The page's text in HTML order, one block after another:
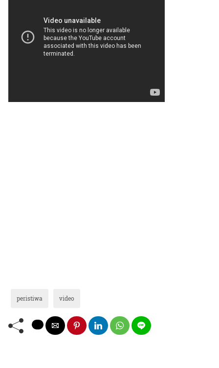
peristiwa video